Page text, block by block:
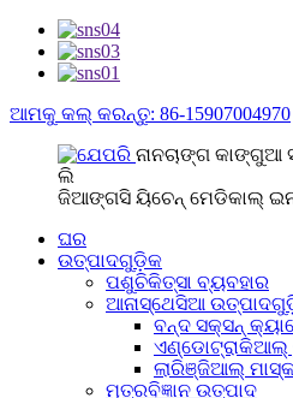
ଆମକୁ କଲ୍ କରନ୍ତୁ: 86-15907004970
ନାନଚାଙ୍ଗ କାଙ୍ଗୁଆ
ଲି
ଜିଆଙ୍ଗସି ୟିଚେନ୍ ମେଡିକାଲ୍
ଘର
ଉତ୍ପାଦଗୁଡ଼ିକ
ପଶୁଚିକିତ୍ସା ବ୍ୟବହାର
ଆନାସ୍ଥେସିଆ
ବନ୍ଦ ସକ୍ସନ୍
ଏଣ୍ଡୋଟ୍ରାକିଆଲ୍
ଲାରିଞ୍ଜିଆଲ୍
ମୂତ୍ରବିଜ୍ଞାନ ଉତ୍ପାଦ